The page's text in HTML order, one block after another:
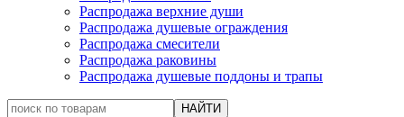
Распродажа верхние души
Распродажа душевые ограждения
Распродажа смесители
Распродажа раковины
Распродажа душевые поддоны и трапы